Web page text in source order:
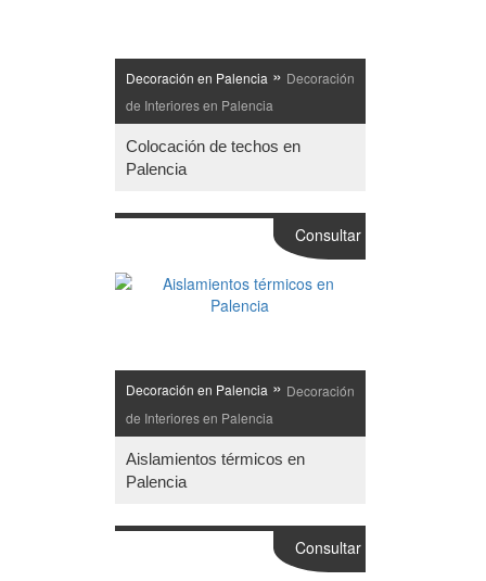
Decoración en Palencia » Decoración
de Interiores en Palencia
Colocación de techos en
Palencia
Decoración en Palencia » Decoración
de Interiores en Palencia
Aislamientos térmicos en
Palencia
Consultar
Consultar